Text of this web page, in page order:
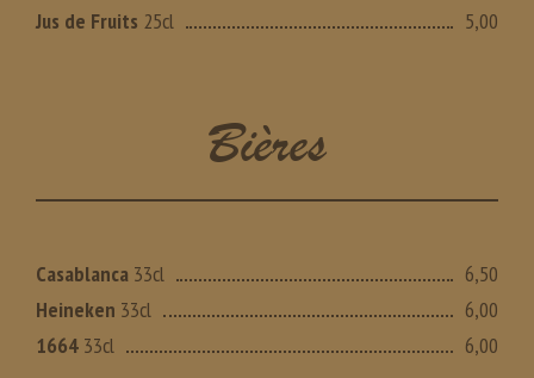
Jus de Fruits 25cl 5,00
Bières
Casablanca 33cl
6,50
Heineken 33cl
6,00
1664 33cl 6,00